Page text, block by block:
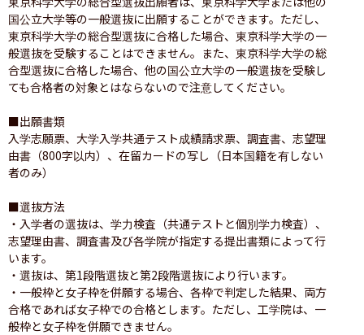
国公立大学等の一般選抜に出願することができます。ただし、
東京科学大学の総合型選抜に合格した場合、東京科学大学の一
般選抜を受験することはできません。また、東京科学大学の総
合型選抜に合格した場合、他の国公立大学の一般選抜を受験し
ても合格者の対象とはならないので注意してください。
■出願書類
入学志願票、大学入学共通テスト成績請求票、調査書、志望理
由書（800字以内）、在留カードの写し（日本国籍を有しない
者のみ）
■選抜方法
・入学者の選抜は、学力検査（共通テストと個別学力検査）、
志望理由書、調査書及び各学院が指定する提出書類によって行
います。
・選抜は、第1段階選抜と第2段階選抜により行います。
・一般枠と女子枠を併願する場合、各枠で判定した結果、両方
合格であれば女子枠での合格とします。ただし、工学院は、一
般枠と女子枠を併願できません。